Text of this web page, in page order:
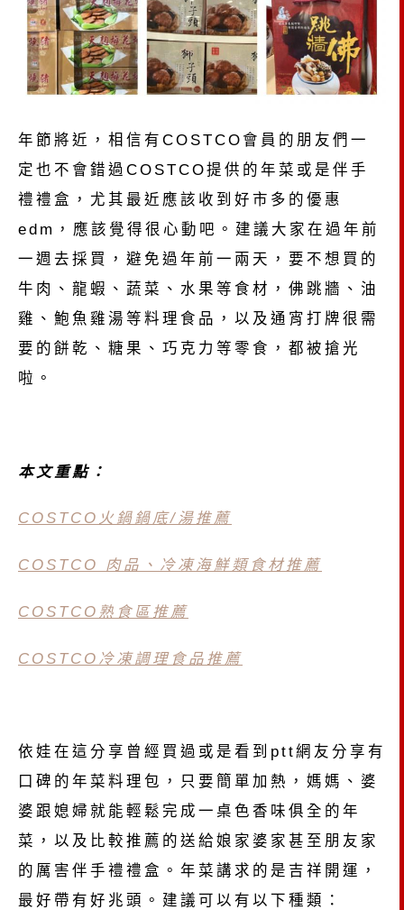
年節將近，相信有COSTCO會員的朋友們一
定也不會錯過COSTCO提供的年菜或是伴手
禮禮盒，尤其最近應該收到好市多的優惠
edm，應該覺得很心動吧。建議大家在過年前
一週去採買，避免過年前一兩天，要不想買的
牛肉、龍蝦、蔬菜、水果等食材，佛跳牆、油
雞、鮑魚雞湯等料理食品，以及通宵打牌很需
要的餅乾、糖果、巧克力等零食，都被搶光
啦。
本文重點：
COSTCO火鍋鍋底/湯推薦
COSTCO 肉品、冷凍海鮮類食材推薦
COSTCO熟食區推薦
COSTCO冷凍調理食品推薦
依娃在這分享曾經買過或是看到ptt網友分享有
口碑的年菜料理包，只要簡單加熱，媽媽、婆
婆跟媳婦就能輕鬆完成一桌色香味俱全的年
菜，以及比較推薦的送給娘家婆家甚至朋友家
的厲害伴手禮禮盒。年菜講求的是吉祥開運，
最好帶有好兆頭。建議可以有以下種類：